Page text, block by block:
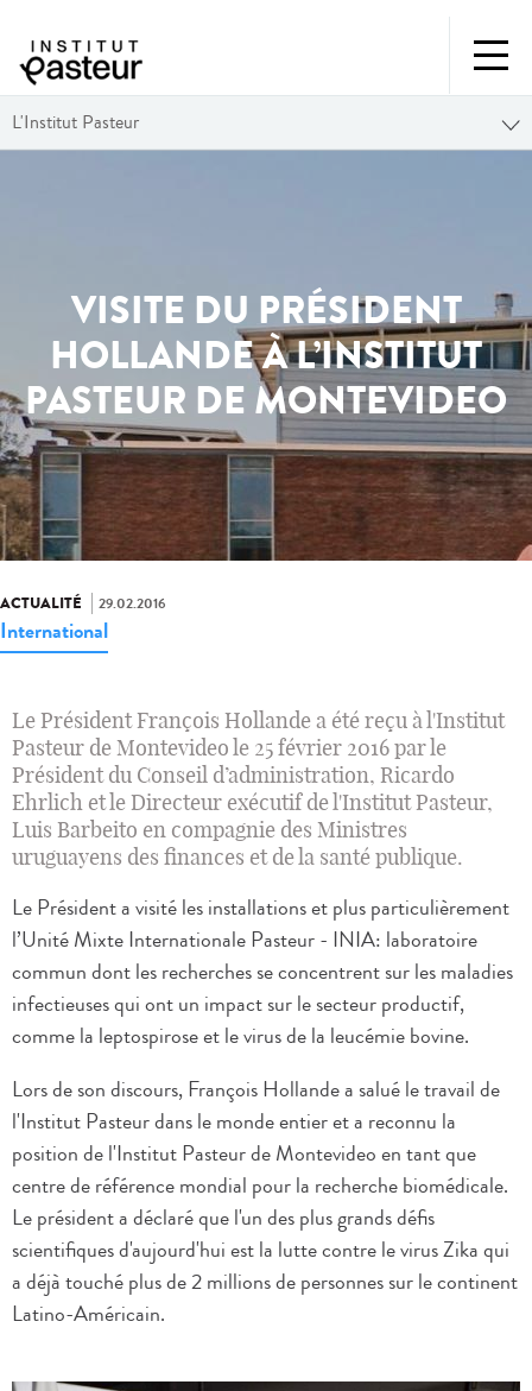
L'Institut Pasteur
VISITE DU PRÉSIDENT
HOLLANDE À L’INSTITUT
PASTEUR DE MONTEVIDEO
ACTUALITÉ 29.02.2016
International
Le Président François Hollande a été reçu à l'Institut
Pasteur de Montevideo le 25 février 2016 par le
Président du Conseil d’administration, Ricardo
Ehrlich et le Directeur exécutif de l'Institut Pasteur,
Luis Barbeito en compagnie des Ministres
uruguayens des finances et de la santé publique.
Le Président a visité les installations et plus particulièrement
l’Unité Mixte Internationale Pasteur - INIA: laboratoire
commun dont les recherches se concentrent sur les maladies
infectieuses qui ont un impact sur le secteur productif,
comme la leptospirose et le virus de la leucémie bovine.
Lors de son discours, François Hollande a salué le travail de
l'Institut Pasteur dans le monde entier et a reconnu la
position de l'Institut Pasteur de Montevideo en tant que
centre de référence mondial pour la recherche biomédicale.
Le président a déclaré que l'un des plus grands défis
scientifiques d'aujourd'hui est la lutte contre le virus Zika qui
a déjà touché plus de 2 millions de personnes sur le continent
Latino-Américain.